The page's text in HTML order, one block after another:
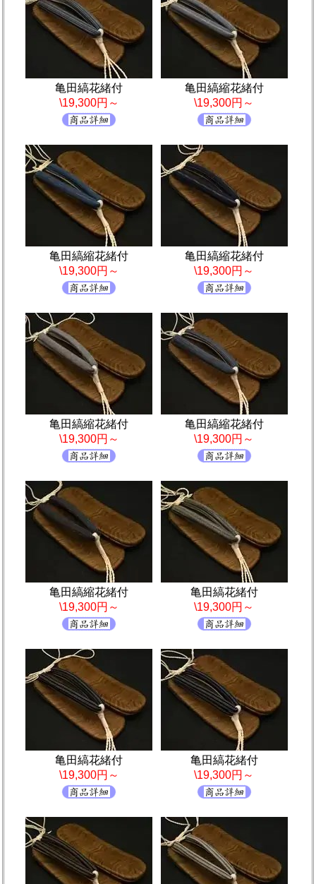
亀田縞花緒付
\19,300円～
亀田縞縮花緒付
\19,300円～
亀田縞縮花緒付
\19,300円～
亀田縞縮花緒付
\19,300円～
亀田縞縮花緒付
\19,300円～
亀田縞縮花緒付
\19,300円～
亀田縞縮花緒付
\19,300円～
亀田縞花緒付
\19,300円～
亀田縞花緒付
\19,300円～
亀田縞花緒付
\19,300円～